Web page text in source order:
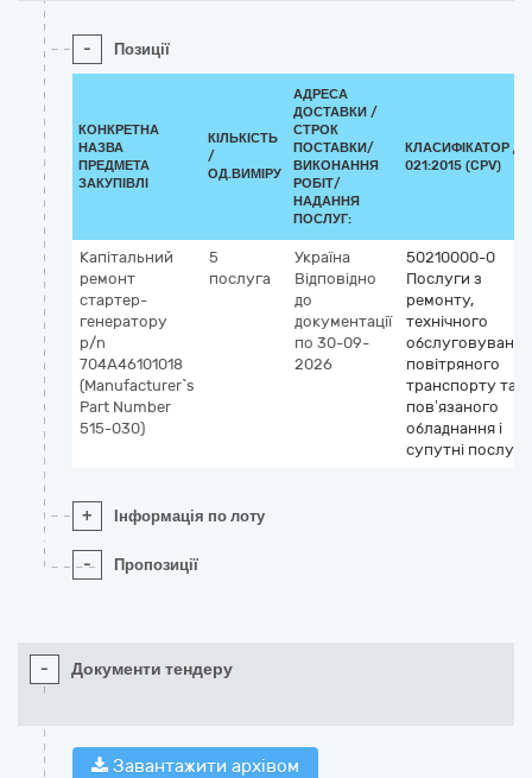
- Позиції
КОНКРЕТНА
НАЗВА
ПРЕДМЕТА
ЗАКУПІВЛІ
КІЛЬКІСТЬ
/
ОД.ВИМІРУ
АДРЕСА
ДОСТАВКИ /
СТРОК
ПОСТАВКИ/
ВИКОНАННЯ
РОБІТ/
НАДАННЯ
ПОСЛУГ:
КЛАСИФІКАТОР ДК
021:2015 (CPV)
Капітальний
ремонт
стартер-
генератору
p/n
704A46101018
(Manufacturer`s
Part Number
515-030)
5
послуга
Україна
Відповідно
до
документації
по 30-09-
2026
50210000-0
Послуги з
ремонту,
технічного
обслуговування
повітряного
транспорту та
пов’язаного
обладнання і
супутні послуги
+ Інформація по лоту
- Пропозиції
- Документи тендеру
Завантажити архівом